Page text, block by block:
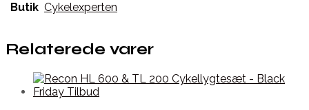
Butik Cykelexperten
Relaterede varer